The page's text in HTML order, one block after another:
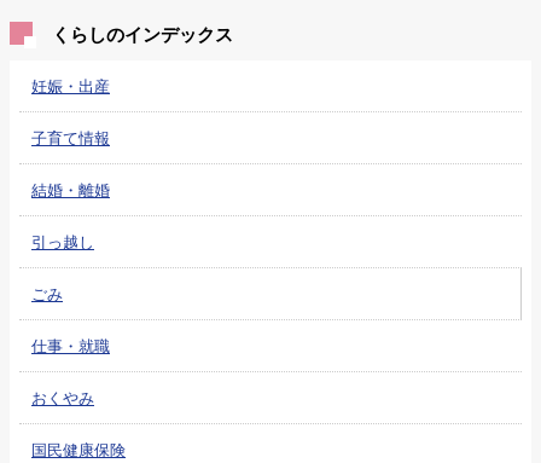
くらしのインデックス
妊娠・出産
子育て情報
結婚・離婚
引っ越し
ごみ
仕事・就職
おくやみ
国民健康保険